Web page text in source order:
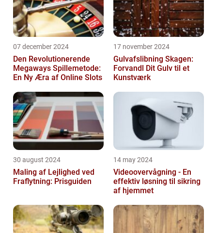
07 december 2024
Den Revolutionerende
Megaways Spillemetode:
En Ny Æra af Online Slots
17 november 2024
Gulvafslibning Skagen:
Forvandl Dit Gulv til et
Kunstværk
30 august 2024
Maling af Lejlighed ved
Fraflytning: Prisguiden
14 may 2024
Videoovervågning - En
effektiv løsning til sikring
af hjemmet